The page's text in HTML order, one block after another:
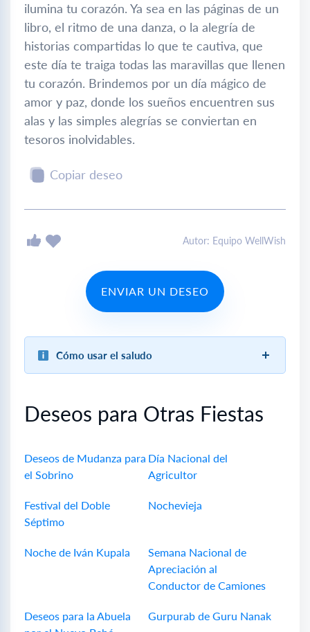
ilumina tu corazón. Ya sea en las páginas de un
libro, el ritmo de una danza, o la alegría de
historias compartidas lo que te cautiva, que
este día te traiga todas las maravillas que llenen
tu corazón. Brindemos por un día mágico de
amor y paz, donde los sueños encuentren sus
alas y las simples alegrías se conviertan en
tesoros inolvidables.
Copiar deseo
Autor: Equipo WellWish
ENVIAR UN DESEO
Cómo usar el saludo
Deseos para Otras Fiestas
Deseos de Mudanza para
el Sobrino
Día Nacional del
Agricultor
Festival del Doble
Séptimo
Nochevieja
Noche de Iván Kupala
Semana Nacional de
Apreciación al
Conductor de Camiones
Deseos para la Abuela
Gurpurab de Guru Nanak